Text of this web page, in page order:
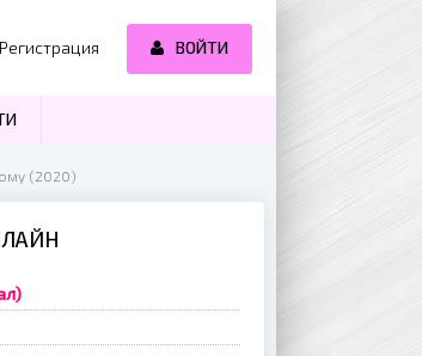
(2020)
Регистрация ВОЙТИ